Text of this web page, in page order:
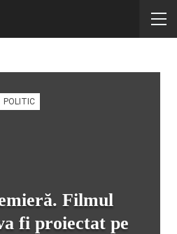
POLITIC
Filmul
fi proiectat pe